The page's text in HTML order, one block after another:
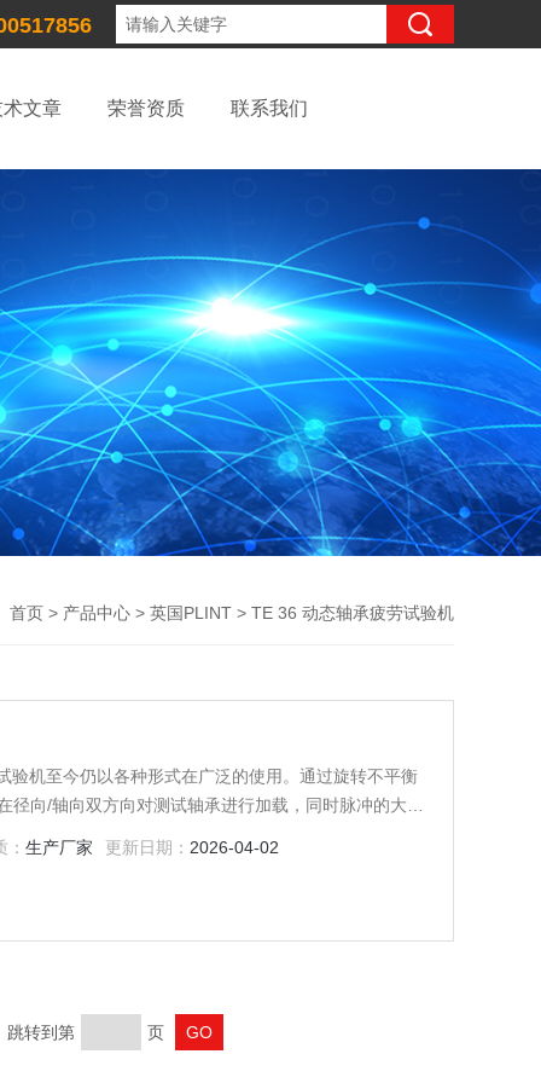
术文章 荣誉资质 联系我们
首页 > 产品中心 > 英国PLINT > TE 36 动态轴承疲劳试验机
验机⾄今仍以各种形式在⼴泛的使⽤。通过旋转不平衡
向/轴向双⽅向对测试轴承进⾏加载，同时脉冲的⼤⼩
生产厂家 更新日期： 2026-04-02
转到第 页